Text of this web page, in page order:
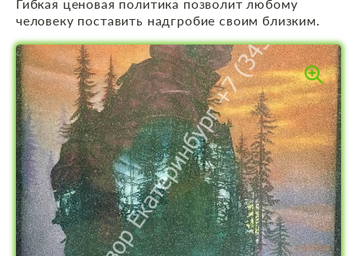
Гибкая ценовая политика позволит любому
человеку поставить надгробие своим близким.